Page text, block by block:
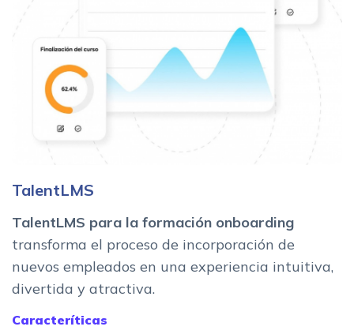
TalentLMS
TalentLMS para la formación onboarding
transforma el proceso de incorporación de
nuevos empleados en una experiencia intuitiva,
divertida y atractiva.
Caracteríticas